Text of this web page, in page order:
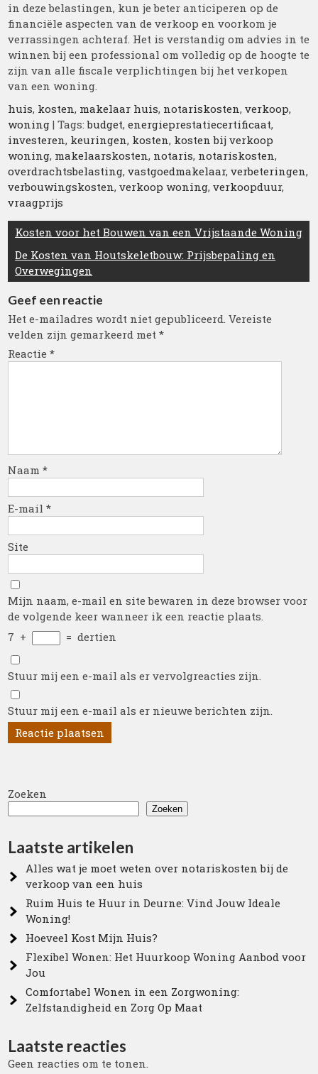
in deze belastingen, kun je beter anticiperen op de
financiële aspecten van de verkoop en voorkom je
verrassingen achteraf. Het is verstandig om advies in te
winnen bij een professional om volledig op de hoogte te
zijn van alle fiscale verplichtingen bij het verkopen
van een woning.
huis, kosten, makelaar huis, notariskosten,verkoop,
woning | Tags:budget,energieprestatiecertificaat,
investeren, keuringen, kosten, kosten bij verkoop
woning, makelaarskosten, notaris, notariskosten,
overdrachtsbelasting,vastgoedmakelaar,verbeteringen,
verbouwingskosten,verkoop woning,verkoopduur,
vraagprijs
Berichtnavigatie
Kosten voor het Bouwen van een Vrijstaande Woning
De Kosten van Houtskeletbouw: Prijsbepaling en
Overwegingen
Geef een reactie
Het e-mailadres wordt niet gepubliceerd. Vereiste
velden zijn gemarkeerd met*
Reactie*
Naam*
E-mail*
Site
Mijn naam, e-mail en site bewaren in deze browser voor
de volgende keer wanneer ik een reactie plaats.
7 + = dertien
Stuur mij een e-mail als er vervolgreacties zijn.
Stuur mij een e-mail als er nieuwe berichten zijn.
Zoeken
Zoeken
Laatste artikelen
Alles wat je moet weten over notariskosten bij de
verkoop van een huis
Ruim Huis te Huur in Deurne: Vind Jouw Ideale
Woning!
Hoeveel Kost Mijn Huis?
Flexibel Wonen: Het Huurkoop Woning Aanbod voor
Jou
Comfortabel Wonen in een Zorgwoning:
Zelfstandigheid en Zorg Op Maat
Laatste reacties
Geen reacties om te tonen.